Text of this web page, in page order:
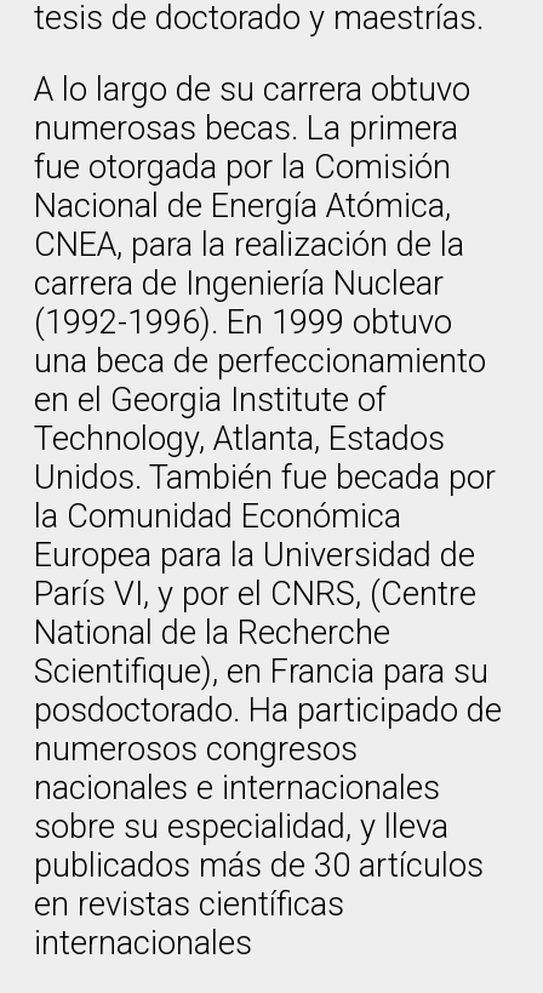
tesis de doctorado y maestrías.
A lo largo de su carrera obtuvo
numerosas becas. La primera
fue otorgada por la Comisión
Nacional de Energía Atómica,
CNEA, para la realización de la
carrera de Ingeniería Nuclear
(1992-1996). En 1999 obtuvo
una beca de perfeccionamiento
en el Georgia Institute of
Technology, Atlanta, Estados
Unidos. También fue becada por
la Comunidad Económica
Europea para la Universidad de
París VI, y por el CNRS, (Centre
National de la Recherche
Scientifique), en Francia para su
posdoctorado. Ha participado de
numerosos congresos
nacionales e internacionales
sobre su especialidad, y lleva
publicados más de 30 artículos
en revistas científicas
internacionales